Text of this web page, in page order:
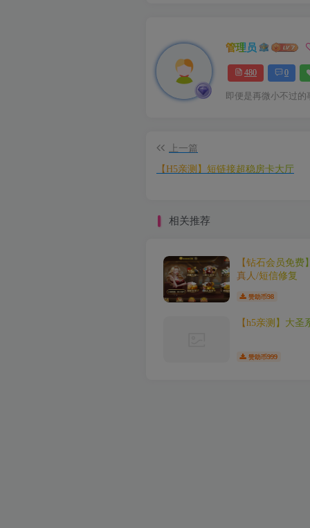
管理员
480 0
即便是再微小不过
上一篇
【H5亲测】短链接超稳房卡大厅
相关推荐
【钻石会员免
真人/短信修复
赞助币98
【h5亲测】大
赞助币999